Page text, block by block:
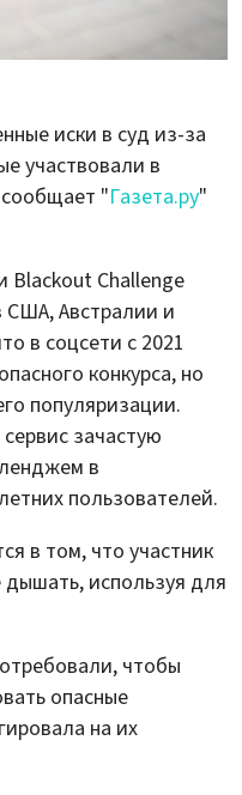
иски в суд из-за
участвовали в
"Газета.ру"
Challenge
США, Австралии и
в соцсети с 2021
конкурса, но
популяризации.
зачастую
в
пользователей.
в том, что участник
используя для
чтобы
опасные
на их